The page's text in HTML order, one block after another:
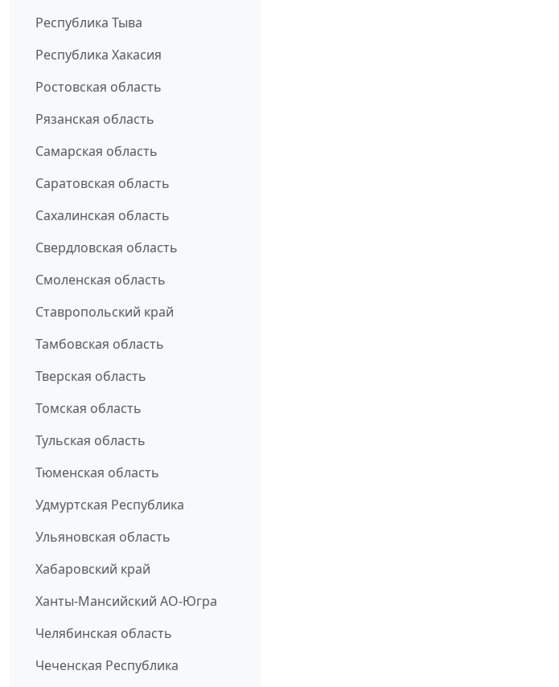
Республика Тыва
Республика Хакасия
Ростовская область
Рязанская область
Самарская область
Саратовская область
Сахалинская область
Свердловская область
Смоленская область
Ставропольский край
Тамбовская область
Тверская область
Томская область
Тульская область
Тюменская область
Удмуртская Республика
Ульяновская область
Хабаровский край
Ханты-Мансийский АО-Югра
Челябинская область
Чеченская Республика